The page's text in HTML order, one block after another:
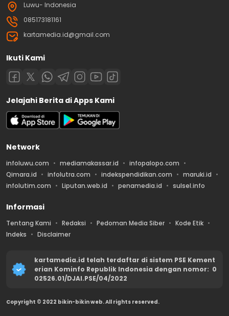
Luwu- Indonesia
085173181161
kartamedia.id@gmail.com
Ikuti Kami
Jelajahi Berita di Apps Kami
Network
infoluwu.com mediamakassar.id
infopalopo.com
Qimara.id
infolutra.com indekspendidikan.com
maruki.id
infolutim.com
Liputan.web.id penamedia.id sulsel.info
Informasi
Tentang Kami Redaksi Pedoman Media Siber
Kode Etik
Indeks
Disclaimer
kartamedia.id telah terdaftar di sistem PSE Kement
erian Kominfo Republik Indonesia dengan nomor: 0
02526.01/DJAI.PSE/04/2022
Copyright © 2022 bikin-bikin web. All rights reserved.